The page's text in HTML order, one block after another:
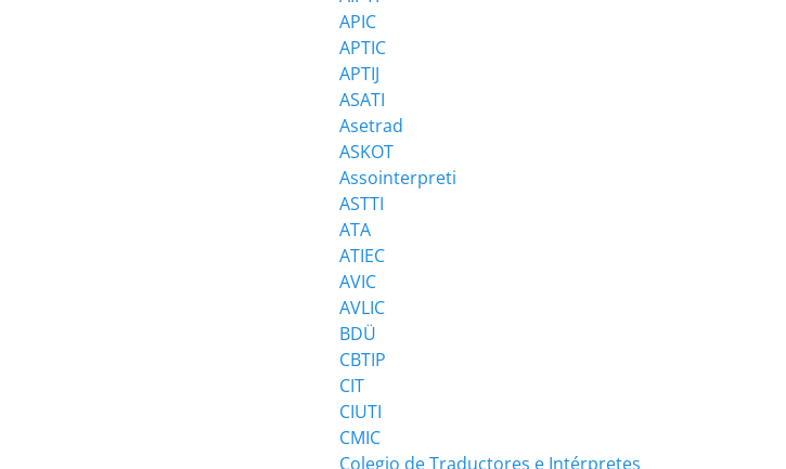
APIC
APTIC
APTIJ
ASATI
Asetrad
ASKOT
Assointerpreti
ASTTI
ATA
ATIEC
AVIC
AVLIC
BDÜ
CBTIP
CIT
CIUTI
CMIC
Colegio de Traductores e Intérpretes